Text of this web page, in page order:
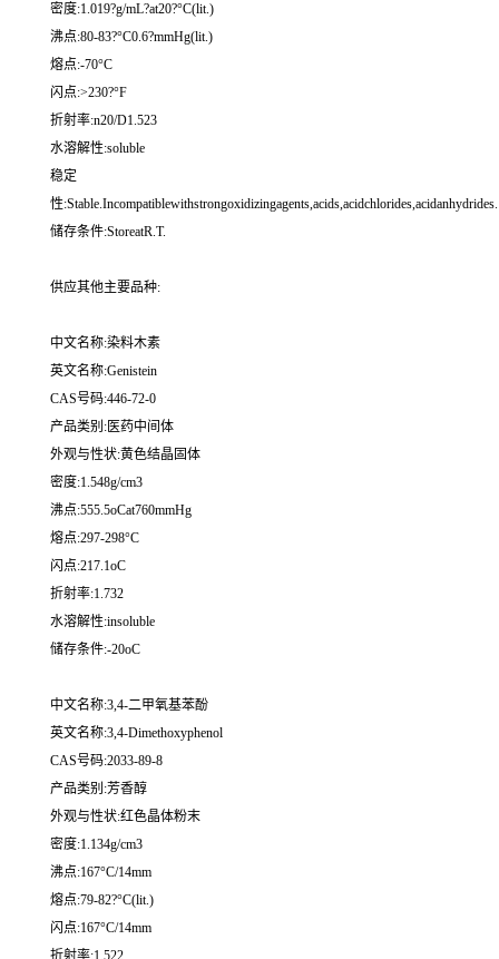
密度:1.019?g/mL?at20?°C(lit.)
沸点:80-83?°C0.6?mmHg(lit.)
熔点:-70°C
闪点:>230?°F
折射率:n20/D1.523
水溶解性:soluble
稳定
性:Stable.Incompatiblewithstrongoxidizingagents,acids,acidchlorides,acidanhydrides.
储存条件:StoreatR.T.
供应其他主要品种:
中文名称:染料木素
英文名称:Genistein
CAS号码:446-72-0
产品类别:医药中间体
外观与性状:黄色结晶固体
密度:1.548g/cm3
沸点:555.5oCat760mmHg
熔点:297-298°C
闪点:217.1oC
折射率:1.732
水溶解性:insoluble
储存条件:-20oC
中文名称:3,4-二甲氧基苯酚
英文名称:3,4-Dimethoxyphenol
CAS号码:2033-89-8
产品类别:芳香醇
外观与性状:红色晶体粉末
密度:1.134g/cm3
沸点:167°C/14mm
熔点:79-82?°C(lit.)
闪点:167°C/14mm